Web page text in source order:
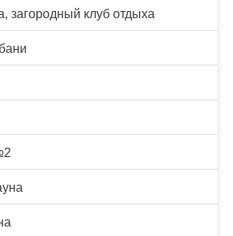
загородный клуб отдыха